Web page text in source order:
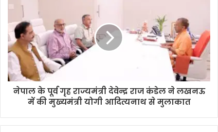
नेपाल के पूर्व गृह राज्यमंत्री देवेन्द्र राज कंडेल ने लखनऊ
में की मुख्यमंत्री योगी आदित्यनाथ से मुलाकात